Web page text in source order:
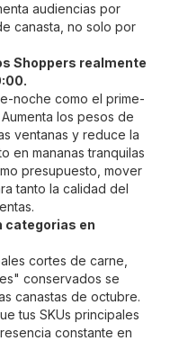
audiencias por
canasta, no solo por
Shoppers realmente
noche como el prime-
los pesos de
ventanas y reduce la
en mananas tranquilas
presupuesto, mover
tanto la calidad del
categorias en
cortes de carne,
conservados se
canastas de octubre.
tus SKUs principales
constante en